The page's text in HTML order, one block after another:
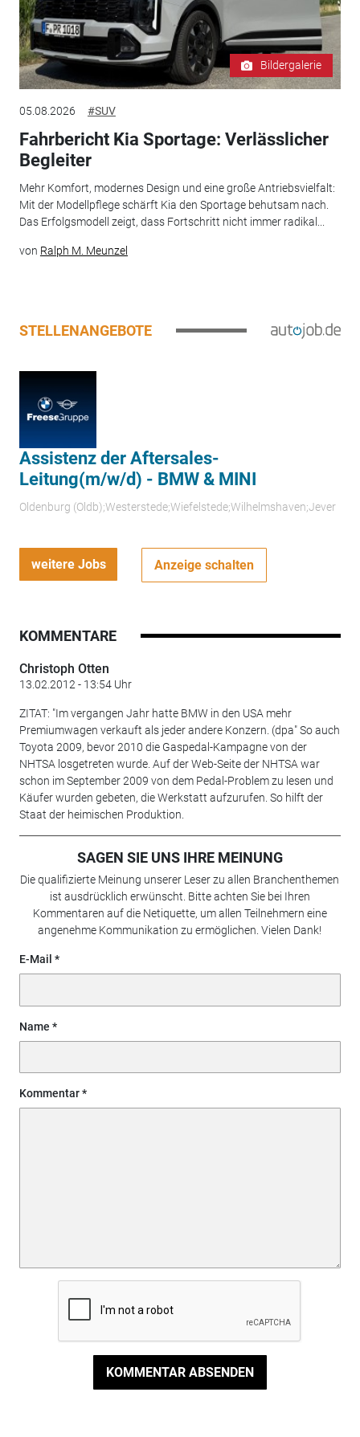
Bildergalerie
05.08.2026 #SUV
Fahrbericht Kia Sportage: Verlässlicher
Begleiter
Mehr Komfort, modernes Design und eine große Antriebsvielfalt:
Mit der Modellpflege schärft Kia den Sportage behutsam nach.
Das Erfolgsmodell zeigt, dass Fortschritt nicht immer radikal...
von Ralph M. Meunzel
STELLENANGEBOTE
Assistenz der Aftersales-
Leitung(m/w/d) - BMW & MINI
Oldenburg (Oldb);Westerstede;Wiefelstede;Wilhelmshaven;Jever
weitere Jobs Anzeige schalten
KOMMENTARE
Christoph Otten
13.02.2012 - 13:54 Uhr
ZITAT: "Im vergangen Jahr hatte BMW in den USA mehr
Premiumwagen verkauft als jeder andere Konzern. (dpa" So auch
Toyota 2009, bevor 2010 die Gaspedal-Kampagne von der
NHTSA losgetreten wurde. Auf der Web-Seite der NHTSA war
schon im September 2009 von dem Pedal-Problem zu lesen und
Käufer wurden gebeten, die Werkstatt aufzurufen. So hilft der
Staat der heimischen Produktion.
SAGEN SIE UNS IHRE MEINUNG
Die qualifizierte Meinung unserer Leser zu allen Branchenthemen
ist ausdrücklich erwünscht. Bitte achten Sie bei Ihren
Kommentaren auf die Netiquette, um allen Teilnehmern eine
angenehme Kommunikation zu ermöglichen. Vielen Dank!
E-Mail
Name
Kommentar
KOMMENTAR ABSENDEN